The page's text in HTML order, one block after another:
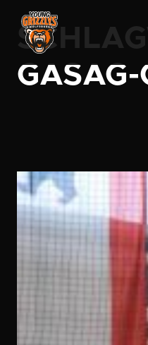
Zum
Inhalt
springen
GASAG-